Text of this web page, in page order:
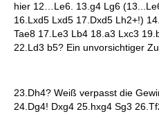
hier 12…Le6. 13.g4 Lg6
16.Lxd5 Lxd5 17.Dxd5 Lh2+!)
Tae8 17.Le3 Lb4 18.a3 Lxc3
22.Ld3 b5? Ein unvorsichtiger
23.Dh4? Weiß verpasst die
24.Dg4! Dxg4 25.hxg4 Sg3